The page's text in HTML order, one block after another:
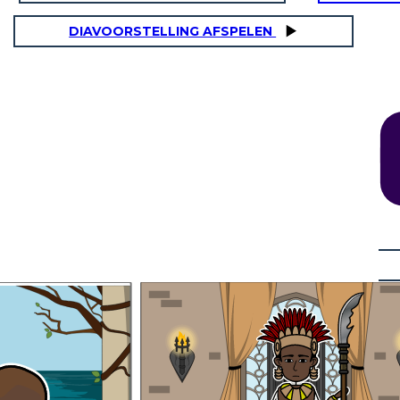
Nagsanay siyang mabuti sa
paghawak ng busog at palaso
na kinalaunan ay nanalo siya
sa paligsahan ng pagpana.
DIAVOORSTELLING AFSPELEN